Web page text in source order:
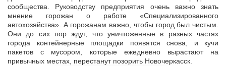
сообщества. Руководству предприятия очень важно знать
мнение горожан о работе «Специализированного
автохозяйства». А горожанам важно, чтобы город был чистым.
Они до сих пор ждут, что уничтоженные в разных частях
города контейнерные площадки появятся снова, и кучи
пакетов с мусором, которые ежедневно вырастают на
привычных местах, перестанут позорить Новочеркасск.